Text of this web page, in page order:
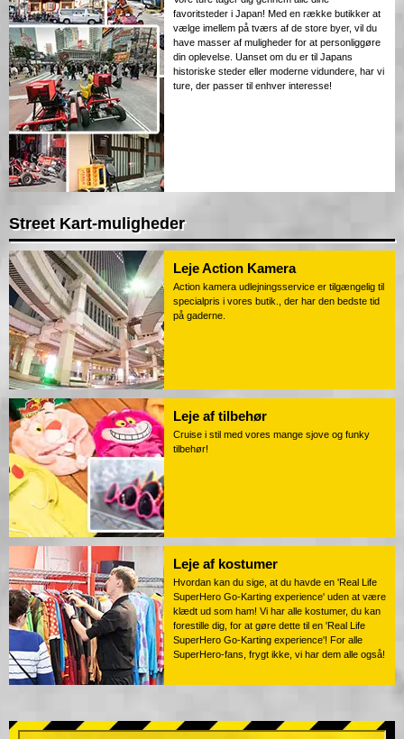
favoritsteder i Japan! Med en række butikker at
vælge imellem på tværs af de store byer, vil du
have masser af muligheder for at personliggøre
din oplevelse. Uanset om du er til Japans
historiske steder eller moderne vidundere, har vi
ture, der passer til enhver interesse!
Street Kart-muligheder
Leje Action Kamera
Action kamera udlejningsservice er tilgængelig til
specialpris i vores butik., der har den bedste tid
på gaderne.
Leje af tilbehør
Cruise i stil med vores mange sjove og funky
tilbehør!
Leje af kostumer
Hvordan kan du sige, at du havde en 'Real Life
SuperHero Go-Karting experience' uden at være
klædt ud som ham! Vi har alle kostumer, du kan
forestille dig, for at gøre dette til en 'Real Life
SuperHero Go-Karting experience'! For alle
SuperHero-fans, frygt ikke, vi har dem alle også!